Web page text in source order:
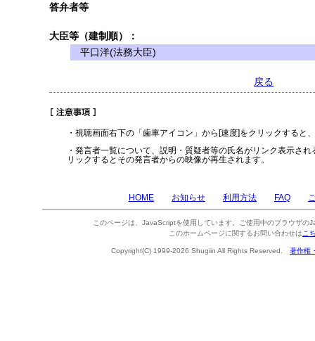
答弁者等
大臣等（建制順）：
平口洋(法務大臣)
戻る
・視聴画面右下の「歯車アイコン」から[速度]をクリックすると
・発言者一覧について、説明・質疑者等の氏名がリンク表示さ
リックするとその発言者からの映像が再生されます。
HOME お知らせ 利用方法 FAQ
このページは、JavaScriptを使用しています。ご使用中のブラウザの
このホームページに関するお問い合わせは こ
Copyright(C) 1999-2026 Shugiin All Rights Reserved. 著作権